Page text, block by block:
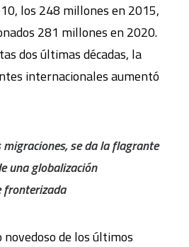
los 248 millones en 2015,
281 millones en 2020.
dos últimas décadas, la
internacionales aumentó
migraciones, se da la flagrante
una globalización
fronterizada
de los últimos